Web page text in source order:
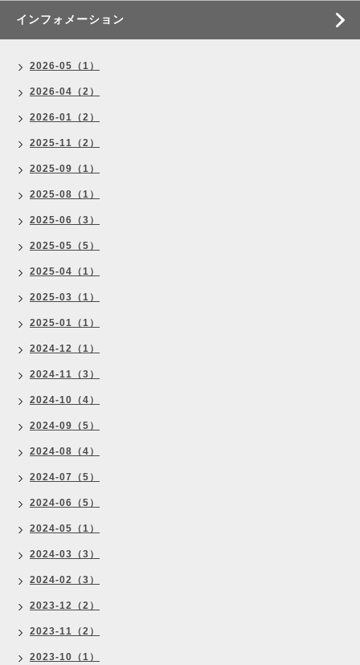
インフォメーション
2026-05（1）
2026-04（2）
2026-01（2）
2025-11（2）
2025-09（1）
2025-08（1）
2025-06（3）
2025-05（5）
2025-04（1）
2025-03（1）
2025-01（1）
2024-12（1）
2024-11（3）
2024-10（4）
2024-09（5）
2024-08（4）
2024-07（5）
2024-06（5）
2024-05（1）
2024-03（3）
2024-02（3）
2023-12（2）
2023-11（2）
2023-10（1）